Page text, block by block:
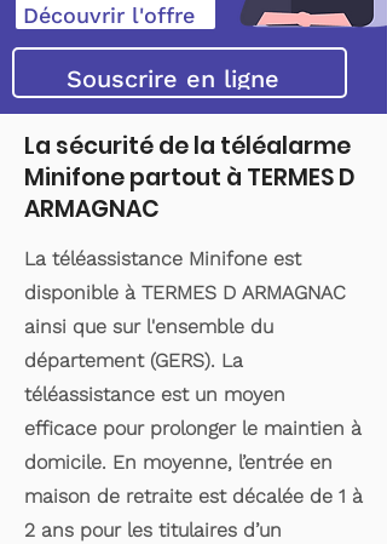
Découvrir l'offre
Souscrire en ligne
La sécurité de la téléalarme
Minifone partout à TERMES D
ARMAGNAC
La téléassistance Minifone est
disponible à TERMES D ARMAGNAC
ainsi que sur l'ensemble du
département (GERS). La
téléassistance est un moyen
efficace pour prolonger le maintien à
domicile. En moyenne, l’entrée en
maison de retraite est décalée de 1 à
2 ans pour les titulaires d’un